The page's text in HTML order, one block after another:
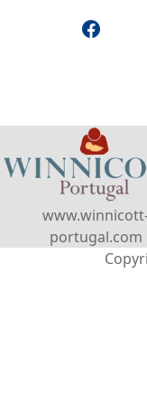
portugal.com